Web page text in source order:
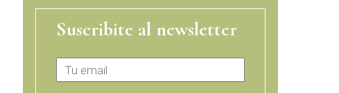
Suscribite al newsletter